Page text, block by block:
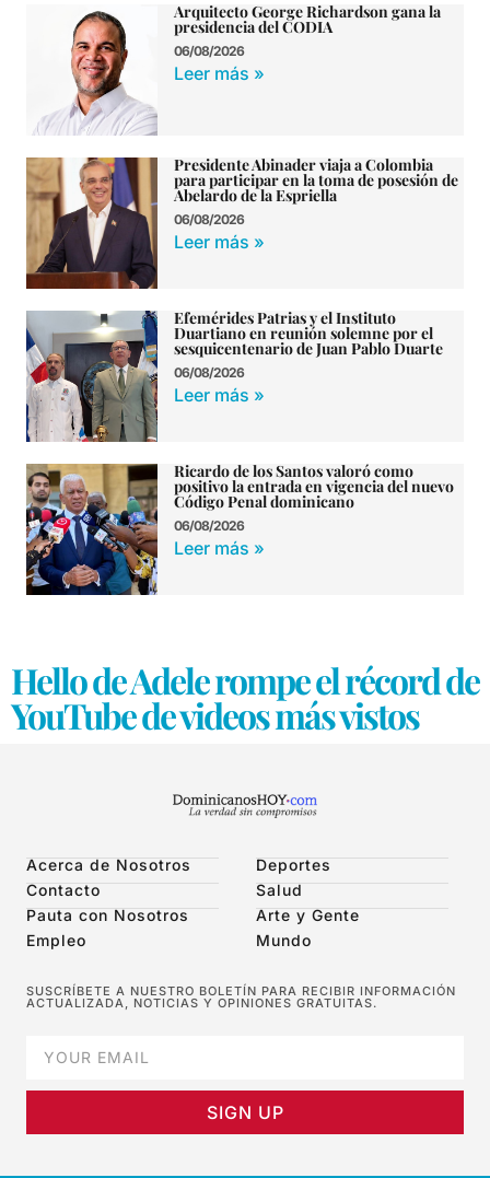
Arquitecto George Richardson gana la
presidencia del CODIA
06/08/2026
Leer más »
Presidente Abinader viaja a Colombia
para participar en la toma de posesión de
Abelardo de la Espriella
06/08/2026
Leer más »
Efemérides Patrias y el Instituto
Duartiano en reunión solemne por el
sesquicentenario de Juan Pablo Duarte
06/08/2026
Leer más »
Ricardo de los Santos valoró como
positivo la entrada en vigencia del nuevo
Código Penal dominicano
06/08/2026
Leer más »
Hello de Adele rompe el récord de
YouTube de videos más vistos
Acerca de Nosotros
Contacto
Pauta con Nosotros
Empleo
Deportes
Salud
Arte y Gente
Mundo
SUSCRÍBETE A NUESTRO BOLETÍN PARA RECIBIR INFORMACIÓN
ACTUALIZADA, NOTICIAS Y OPINIONES GRATUITAS.
SIGN UP